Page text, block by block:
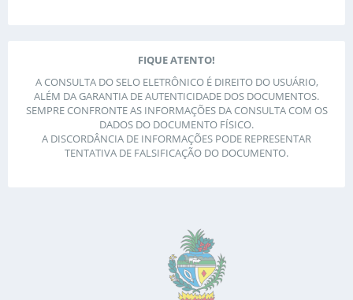
FIQUE ATENTO!
A CONSULTA DO SELO ELETRÔNICO É DIREITO DO USUÁRIO,
ALÉM DA GARANTIA DE AUTENTICIDADE DOS DOCUMENTOS.
SEMPRE CONFRONTE AS INFORMAÇÕES DA CONSULTA COM OS
DADOS DO DOCUMENTO FÍSICO.
A DISCORDÂNCIA DE INFORMAÇÕES PODE REPRESENTAR
TENTATIVA DE FALSIFICAÇÃO DO DOCUMENTO.